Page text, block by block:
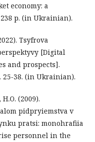
economy: a
р. (in Ukrainian).
Tsyfrova
[Digital
and prospects].
25-38. (in Ukrainian).
(2009).
pidpryiemstva v
pratsi: monohrafiia
personnel in the